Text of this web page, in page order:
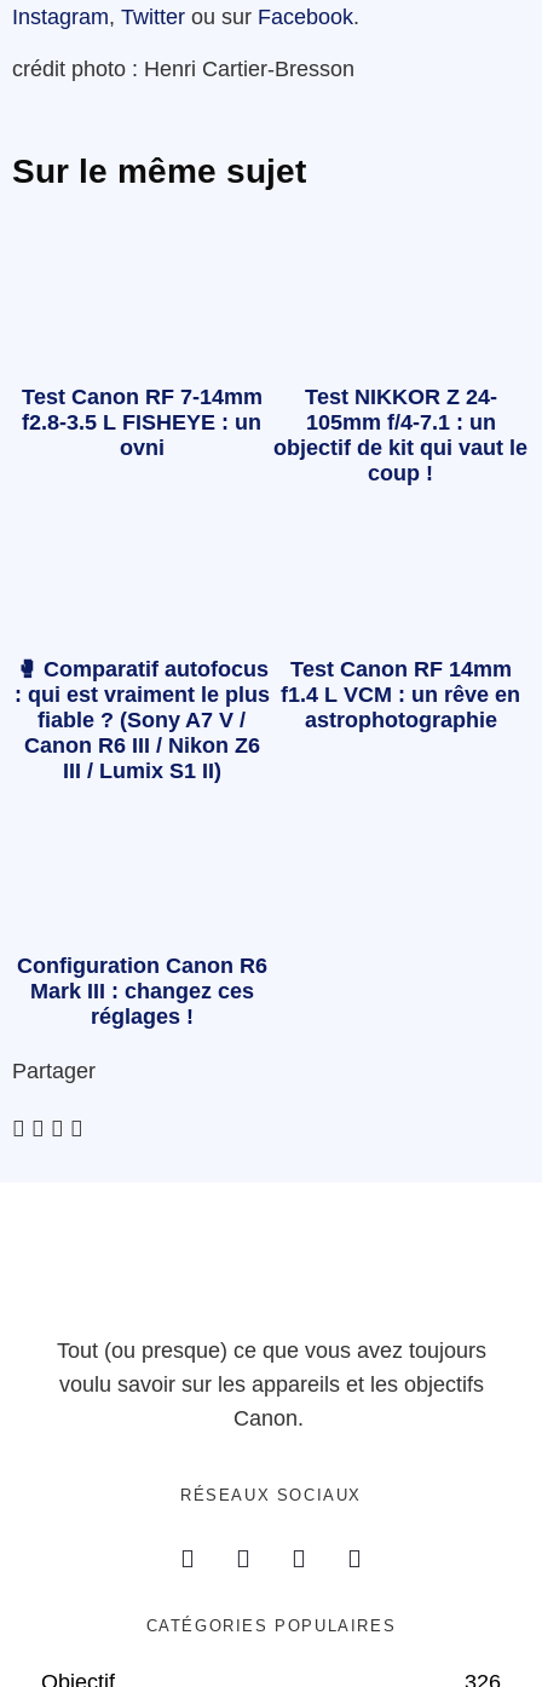
Instagram, Twitter ou sur Facebook.
crédit photo : Henri Cartier-Bresson
Sur le même sujet
Test Canon RF 7-14mm
f2.8-3.5 L FISHEYE : un
ovni
Test NIKKOR Z 24-
105mm f/4-7.1 : un
objectif de kit qui vaut le
coup !
🥊 Comparatif autofocus
: qui est vraiment le plus
fiable ? (Sony A7 V /
Canon R6 III / Nikon Z6
III / Lumix S1 II)
Test Canon RF 14mm
f1.4 L VCM : un rêve en
astrophotographie
Configuration Canon R6
Mark III : changez ces
réglages !
Partager
Tout (ou presque) ce que vous avez toujours
voulu savoir sur les appareils et les objectifs
Canon.
RÉSEAUX SOCIAUX
CATÉGORIES POPULAIRES